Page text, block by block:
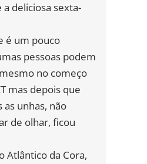
deliciosa sexta-
é um pouco
pessoas podem
no começo
mas depois que
unhas, não
de olhar, ficou
Atlântico da Cora,